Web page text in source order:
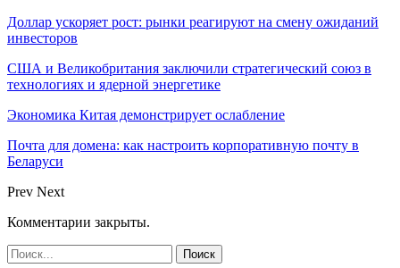
Доллар ускоряет рост: рынки реагируют на смену ожиданий
инвесторов
США и Великобритания заключили стратегический союз в
технологиях и ядерной энергетике
Экономика Китая демонстрирует ослабление
Почта для домена: как настроить корпоративную почту в
Беларуси
Prev Next
Комментарии закрыты.